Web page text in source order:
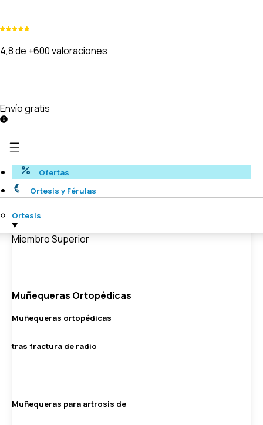
4,8 de +600 valoraciones
Envío gratis
Ofertas
Ortesis y Férulas
Ortesis
Miembro Superior
Muñequeras Ortopédicas
Muñequeras ortopédicas
tras fractura de radio
Muñequeras para artrosis de